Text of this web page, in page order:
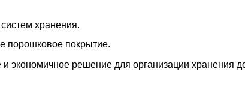
хранения.
порошковое покрытие.
экономичное решение для организации хранения